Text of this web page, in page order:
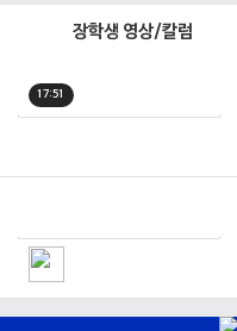
장학생 영상/칼럼
17:51